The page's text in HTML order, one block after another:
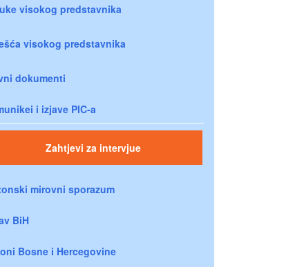
visokog predstavnika
visokog predstavnika
dokumenti
i izjave PIC-a
Zahtjevi za intervjue
mirovni sporazum
BiH
Bosne i Hercegovine